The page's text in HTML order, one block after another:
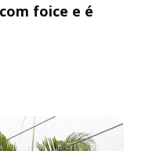
foice e é